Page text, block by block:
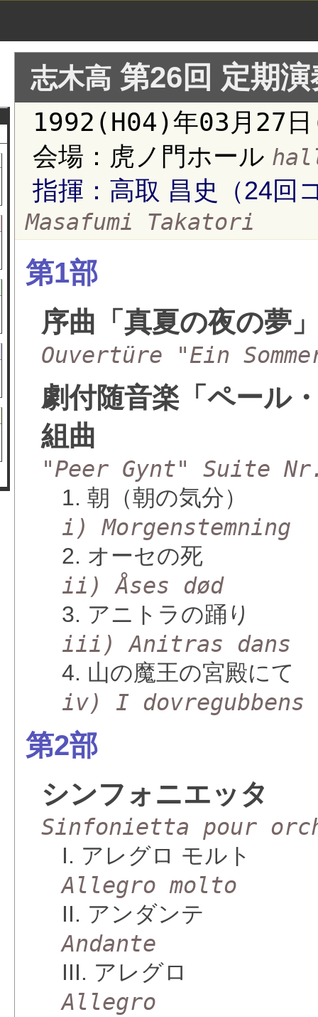
志木高 第26回 定期演
1992(H04)年03月27
会場：虎ノ門ホール
指揮：高取 昌史（24回
Masafumi Takatori
第1部
序曲「真夏の夜の夢
Ouvertüre "Ein
劇付随音楽「ペール
組曲
"Peer Gynt" Suite
1. 朝（朝の気分）
i) Morgenstemning
2. オーセの死
ii) Åses død
3. アニトラの踊り
iii) Anitras dans
4. 山の魔王の宮殿にて
iv) I
第2部
シンフォニエッタ
Sinfonietta pour
I. アレグロ モルト
Allegro molto
II. アンダンテ
Andante
III. アレグロ
Allegro